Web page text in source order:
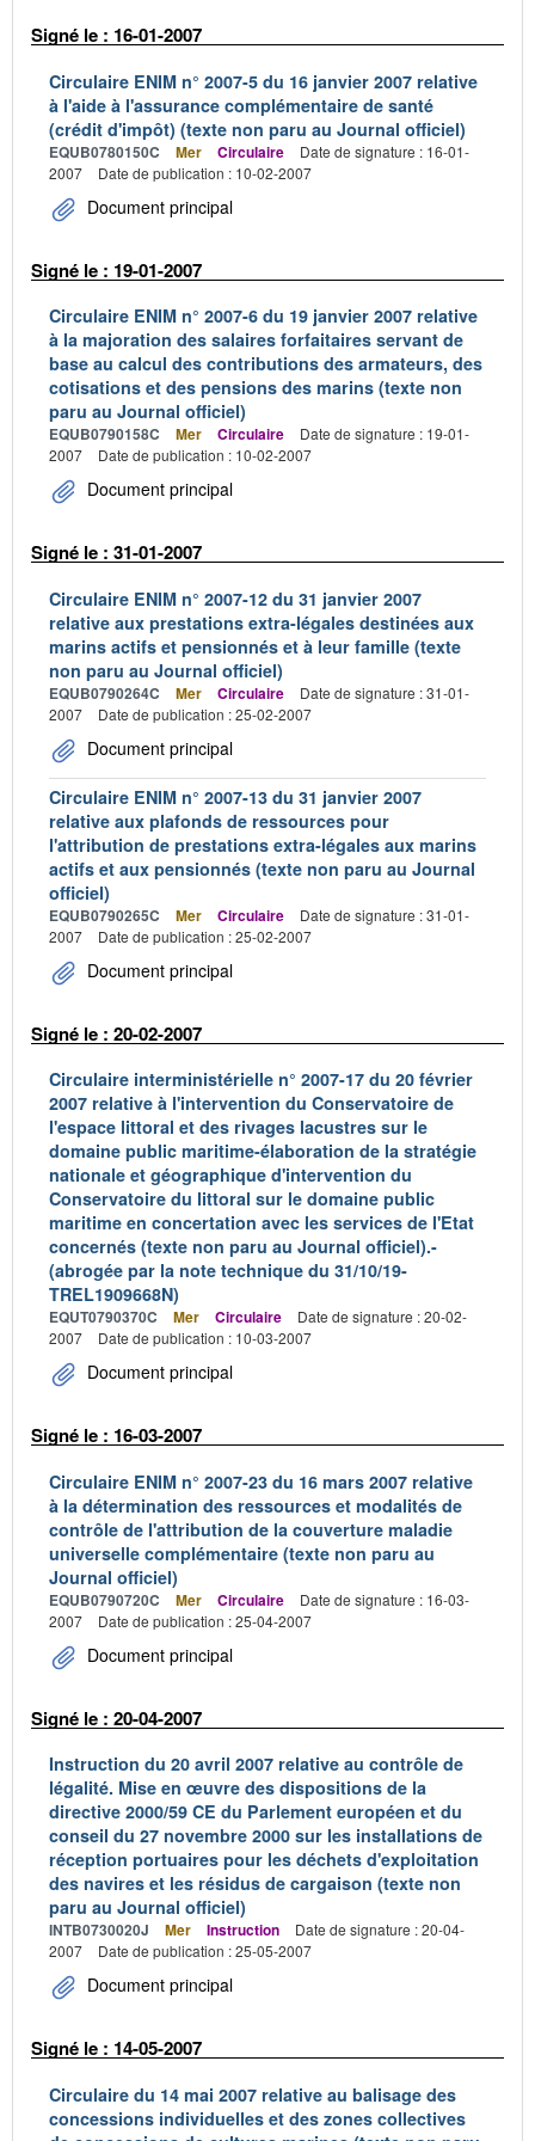
Signé le : 16-01-2007
Circulaire ENIM n° 2007-5 du 16 janvier 2007 relative
à l'aide à l'assurance complémentaire de santé
(crédit d'impôt) (texte non paru au Journal officiel)
EQUB0780150C Mer Circulaire
Date de signature : 16-01-
2007
Date de publication : 10-02-2007
Document principal
Signé le : 19-01-2007
Circulaire ENIM n° 2007-6 du 19 janvier 2007 relative
à la majoration des salaires forfaitaires servant de
base au calcul des contributions des armateurs, des
cotisations et des pensions des marins (texte non
paru au Journal officiel)
EQUB0790158C Mer Circulaire
Date de signature : 19-01-
2007
Date de publication : 10-02-2007
Document principal
Signé le : 31-01-2007
Circulaire ENIM n° 2007-12 du 31 janvier 2007
relative aux prestations extra-légales destinées aux
marins actifs et pensionnés et à leur famille (texte
non paru au Journal officiel)
EQUB0790264C Mer Circulaire
Date de signature : 31-01-
2007
Date de publication : 25-02-2007
Document principal
Circulaire ENIM n° 2007-13 du 31 janvier 2007
relative aux plafonds de ressources pour
l'attribution de prestations extra-légales aux marins
actifs et aux pensionnés (texte non paru au Journal
officiel)
EQUB0790265C Mer Circulaire
Date de signature : 31-01-
2007
Date de publication : 25-02-2007
Document principal
Signé le : 20-02-2007
Circulaire interministérielle n° 2007-17 du 20 février
2007 relative à l'intervention du Conservatoire de
l'espace littoral et des rivages lacustres sur le
domaine public maritime-élaboration de la stratégie
nationale et géographique d'intervention du
Conservatoire du littoral sur le domaine public
maritime en concertation avec les services de l'Etat
concernés (texte non paru au Journal officiel).-
(abrogée par la note technique du 31/10/19-
TREL1909668N)
EQUT0790370C Mer Circulaire
Date de signature : 20-02-
2007
Date de publication : 10-03-2007
Document principal
Signé le : 16-03-2007
Circulaire ENIM n° 2007-23 du 16 mars 2007 relative
à la détermination des ressources et modalités de
contrôle de l'attribution de la couverture maladie
universelle complémentaire (texte non paru au
Journal officiel)
EQUB0790720C Mer Circulaire
Date de signature : 16-03-
2007
Date de publication : 25-04-2007
Document principal
Signé le : 20-04-2007
Instruction du 20 avril 2007 relative au contrôle de
légalité. Mise en œuvre des dispositions de la
directive 2000/59 CE du Parlement européen et du
conseil du 27 novembre 2000 sur les installations de
réception portuaires pour les déchets d'exploitation
des navires et les résidus de cargaison (texte non
paru au Journal officiel)
INTB0730020J Mer Instruction
Date de signature : 20-04-
2007
Date de publication : 25-05-2007
Document principal
Signé le : 14-05-2007
Circulaire du 14 mai 2007 relative au balisage des
concessions individuelles et des zones collectives